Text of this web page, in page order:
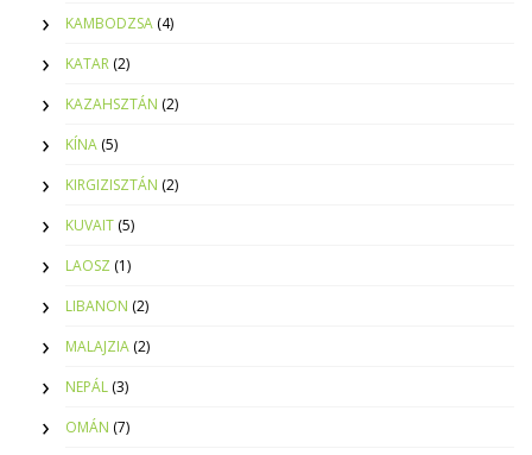
KAMBODZSA (4)
KATAR (2)
KAZAHSZTÁN (2)
KÍNA (5)
KIRGIZISZTÁN (2)
KUVAIT (5)
LAOSZ (1)
LIBANON (2)
MALAJZIA (2)
NEPÁL (3)
OMÁN (7)